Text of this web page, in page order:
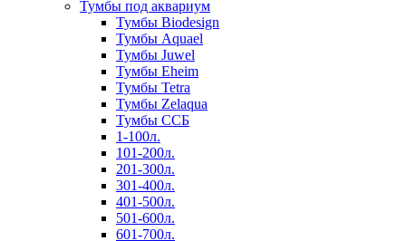
Тумбы под аквариум
Тумбы Biodesign
Тумбы Aquael
Тумбы Juwel
Тумбы Eheim
Тумбы Tetra
Тумбы Zelaqua
Тумбы ССБ
1-100л.
101-200л.
201-300л.
301-400л.
401-500л.
501-600л.
601-700л.